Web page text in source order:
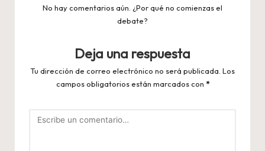
No hay comentarios aún. ¿Por qué no comienzas el
debate?
Deja una respuesta
Tu dirección de correo electrónico no será publicada. Los
campos obligatorios están marcados con *